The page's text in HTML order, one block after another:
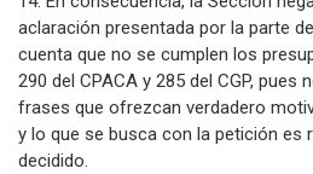
aclaración presentada por la parte
cuenta que no se cumplen los
290 del CPACA y 285 del CGP,
frases que ofrezcan verdadero
y lo que se busca con la petición es
decidido.